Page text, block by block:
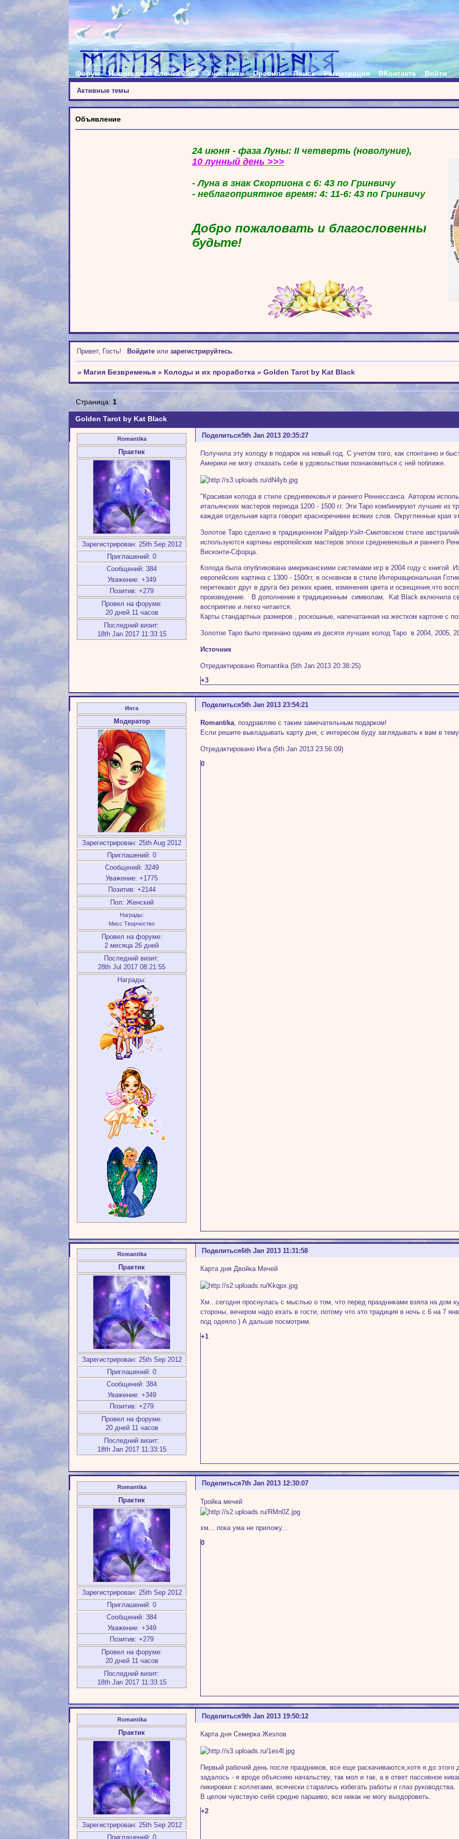
Форум Новогодняя Ёлочка 2024 Участники Правила Поиск Регистрация ВКонтакте Войти
Активные темы
Объявление
24 июня - фаза Луны: II четверть (новолуние),
10 лунный день >>>
- Луна в знак Скорпиона с 6: 43 по Гринвичу
- неблагоприятное время: 4: 11-6: 43 по Гринвичу
Добро пожаловать и благословенны
будьте!
Привет, Гость! Войдитеили зарегистрируйтесь.
» Магия Безвременья » Колоды и их проработка »Golden Tarot by Kat Black
Golden Tarot by Kat Black
Страница: 1
Поделиться5th Jan 2013 20:35:27
Romantika
Практик
Зарегистрирован: 25th Sep 2012
Приглашений: 0
Сообщений: 384
Уважение: +349
Позитив: +279
Провел на форуме:
20 дней 11 часов
Последний визит:
18th Jan 2017 11:33:15
Получила эту колоду в подарок на новый год. С учетом того, как спонтанно и
Америки не могу отказать себе в удовольствии познакомиться с ней поближе.
"Красивая колода в стиле средневековья и раннего Реннессанса. Автором
итальянских мастеров периода 1200 - 1500 гг. Эти Таро комбинируют лучшие из
каждая отдельная карта говорит красноречивее всяких слов. Округленные края
Золотое Таро сделано в традиционном Райдер-Уэйт-Смитовском стиле
используются картины европейских мастеров эпохи средневековья и раннего
Висконти-Сфорца.
Колода была опубликована американскими системами игр в 2004 году с книгой
европейских картина с 1300 - 1500гг, в основном в стиле Интернациональная
перетекают друг в друга без резких краев, изменения цвета и освещения,что
произведение. В дополнение к традиционным символам, Kat Black включила
восприятие и легко читается.
Карты стандартных размеров , роскошные, напечатанная на жестком картоне с
Золотое Таро было признано одним из десяти лучших колод Таро в 2004, 2005,
Источник
Отредактировано Romantika (5th Jan 2013 20:38:25)
+3
Поделиться5th Jan 2013 23:54:21
Инга
Модератор
Зарегистрирован: 25th Aug 2012
Приглашений: 0
Сообщений: 3249
Уважение: +1775
Позитив: +2144
Пол: Женский
Награды:
Мисс Творчество
Провел на форуме:
2 месяца 26 дней
Последний визит:
28th Jul 2017 08:21:55
Награды:
Romantika , поздравляю с таким замечательным подарком!
Если решите выкладывать карту дня, с интересом буду заглядывать к вам в
Отредактировано Инга (5th Jan 2013 23:56:09)
0
Поделиться6th Jan 2013 11:31:58
Romantika
Практик
Зарегистрирован: 25th Sep 2012
Приглашений: 0
Сообщений: 384
Уважение: +349
Позитив: +279
Провел на форуме:
20 дней 11 часов
Последний визит:
18th Jan 2017 11:33:15
Карта дня Двойка Мечей
Хм...сегодня проснулась с мыслью о том, что перед праздниками взяла на дом
стороны, вечером надо ехать в гости, потому что это традиция в ночь с 6 на 7
под одеяло.) А дальше посмотрим.
+1
Поделиться7th Jan 2013 12:30:07
Romantika
Практик
Зарегистрирован: 25th Sep 2012
Приглашений: 0
Сообщений: 384
Уважение: +349
Позитив: +279
Провел на форуме:
20 дней 11 часов
Последний визит:
18th Jan 2017 11:33:15
Тройка мечей
хм... пока ума не приложу...
0
Поделиться9th Jan 2013 19:50:12
Romantika
Практик
Зарегистрирован: 25th Sep 2012
Приглашений: 0
Карта дня Семерка Жезлов
Первый рабочий день после праздников, все еще раскачиваются,хотя я до
задалось - я вроде объясняю начальству, так мол и так, а в ответ пассивное
пикировки с коллегами, всячески старались избегать работы и глаз руководства.
В целом чувствую себя средне паршиво, все никак не могу выздороветь.
+2